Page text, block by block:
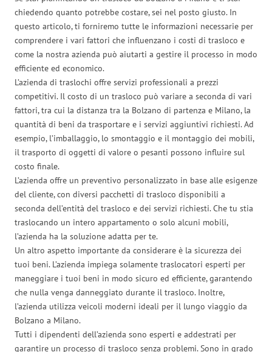
chiedendo quanto potrebbe costare, sei nel posto giusto. In
questo articolo, ti forniremo tutte le informazioni necessarie per
comprendere i vari fattori che influenzano i costi di trasloco e
come la nostra azienda può aiutarti a gestire il processo in modo
efficiente ed economico.
L’azienda di traslochi offre servizi professionali a prezzi
competitivi. Il costo di un trasloco può variare a seconda di vari
fattori, tra cui la distanza tra la Bolzano di partenza e Milano, la
quantità di beni da trasportare e i servizi aggiuntivi richiesti. Ad
esempio, l’imballaggio, lo smontaggio e il montaggio dei mobili,
il trasporto di oggetti di valore o pesanti possono influire sul
costo finale.
L’azienda offre un preventivo personalizzato in base alle esigenze
del cliente, con diversi pacchetti di trasloco disponibili a
seconda dell’entità del trasloco e dei servizi richiesti. Che tu stia
traslocando un intero appartamento o solo alcuni mobili,
l’azienda ha la soluzione adatta per te.
Un altro aspetto importante da considerare è la sicurezza dei
tuoi beni. L’azienda impiega solamente traslocatori esperti per
maneggiare i tuoi beni in modo sicuro ed efficiente, garantendo
che nulla venga danneggiato durante il trasloco. Inoltre,
l’azienda utilizza veicoli moderni ideali per il lungo viaggio da
Bolzano a Milano.
Tutti i dipendenti dell’azienda sono esperti e addestrati per
garantire un processo di trasloco senza problemi. Sono in grado